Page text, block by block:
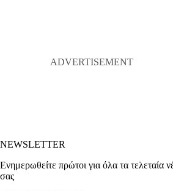
NEWSLETTER
Ενημερωθείτε πρώτοι για όλα τα τελεταία
σας